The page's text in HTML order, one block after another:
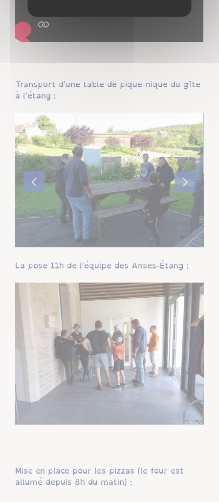
Transport d'une table de pique-nique du gîte
à l'étang :
La pose 11h de l'équipe des Anses-Étang :
Mise en place pour les pizzas (le four est
allumé depuis 8h du matin) :